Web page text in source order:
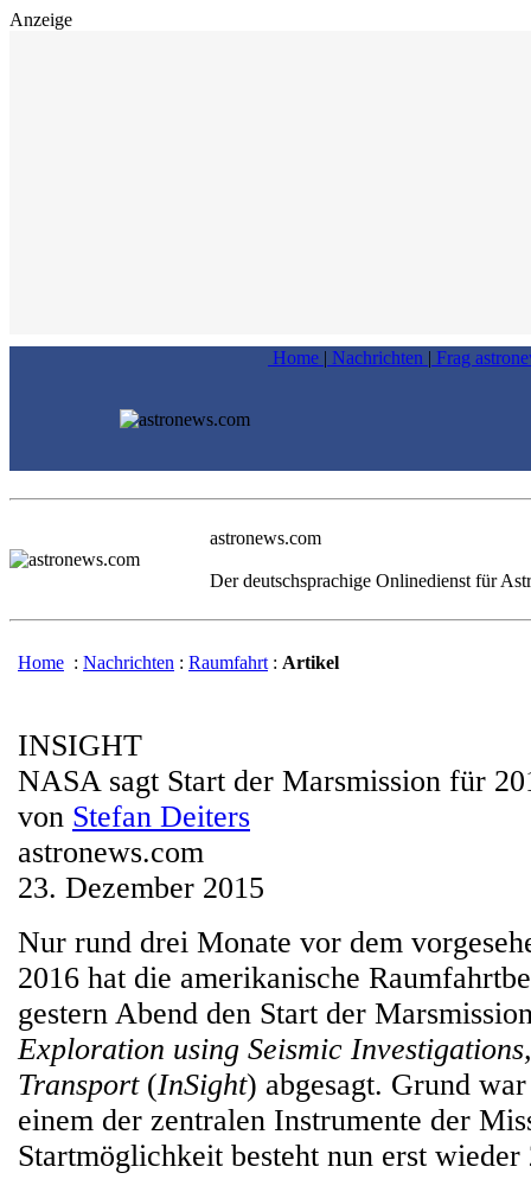
Anzeige
Home | Nachrichten | Frag
astronews.com
Der deutschsprachige Onlinedienst für
Home : Nachrichten : Raumfahrt : Artikel
INSIGHT
NASA sagt Start der Marsmission für
von Stefan Deiters
astronews.com
23. Dezember 2015
Nur rund drei Monate vor dem
2016 hat die amerikanische
gestern Abend den Start der
Exploration using Seismic
Transport(InSight) abgesagt. Grund
einem der zentralen Instrumente der
Startmöglichkeit besteht nun erst wieder